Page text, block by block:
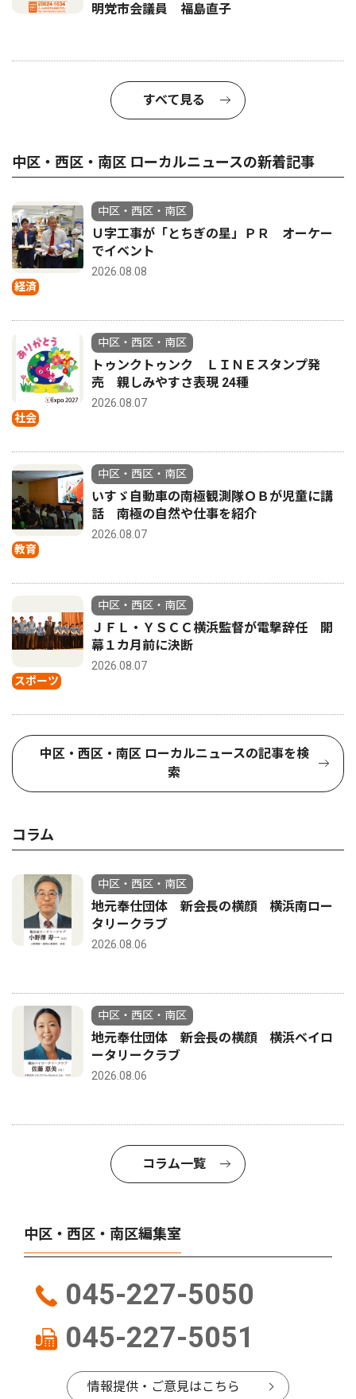
明党市会議員 福島直子
すべて見る
中区・西区・南区 ローカルニュースの新着記事
経済
中区・西区・南区
Ｕ字工事が「とちぎの星」ＰＲ オーケー
でイベント
2026.08.08
社会
中区・西区・南区
トゥンクトゥンク ＬＩＮＥスタンプ発
売 親しみやすさ表現 24種
2026.08.07
教育
中区・西区・南区
いすゞ自動車の南極観測隊ＯＢが児童に講
話 南極の自然や仕事を紹介
2026.08.07
スポーツ
中区・西区・南区
ＪＦＬ・ＹＳＣＣ横浜監督が電撃辞任 開
幕１カ月前に決断
2026.08.07
中区・西区・南区 ローカルニュースの記事を検
索
コラム
中区・西区・南区
地元奉仕団体 新会長の横顔 横浜南ロー
タリークラブ
2026.08.06
中区・西区・南区
地元奉仕団体 新会長の横顔 横浜ベイロ
ータリークラブ
2026.08.06
コラム一覧
中区・西区・南区編集室
045-227-5050
045-227-5051
情報提供・ご意見はこちら